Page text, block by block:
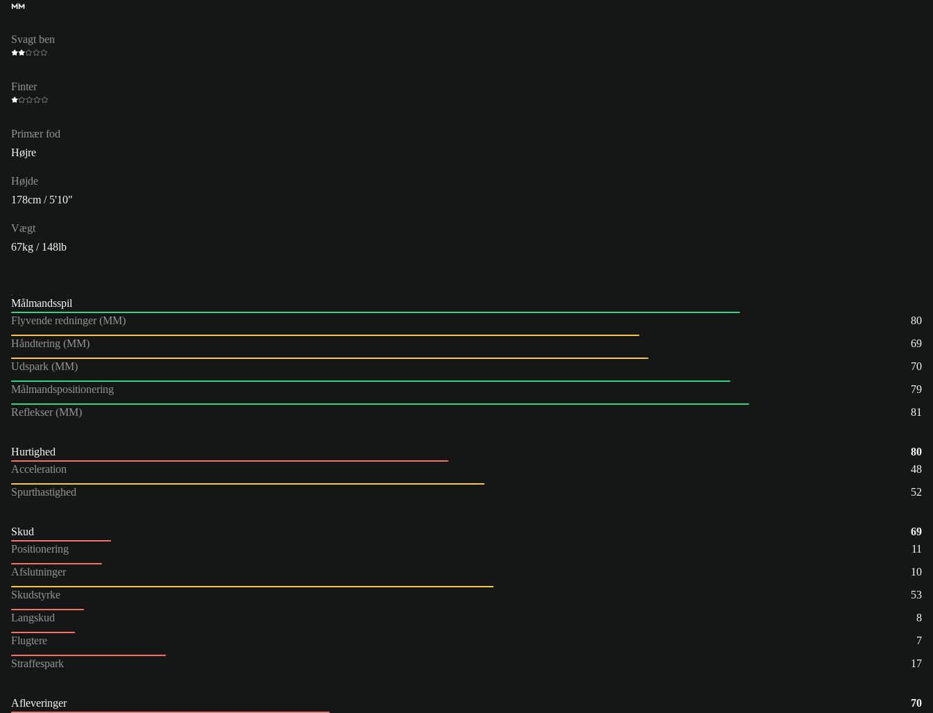
MM
Svagt ben
Finter
Primær fod
Højre
Højde
178cm / 5'10"
Vægt
67kg / 148lb
Målmandsspil
Flyvende redninger (MM)
80
Håndtering (MM)
69
Udspark (MM)
70
Målmandspositionering
79
Reflekser (MM)
81
Hurtighed
80
Acceleration
48
Spurthastighed
52
Skud
69
Positionering
11
Afslutninger
10
Skudstyrke
53
Langskud
8
Flugtere
7
Straffespark
17
Afleveringer
70